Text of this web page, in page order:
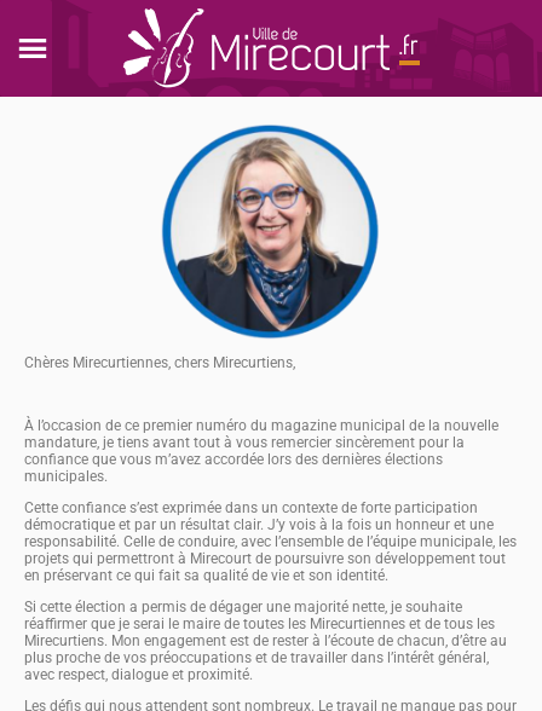
Chères Mirecurtiennes, chers Mirecurtiens,
À l’occasion de ce premier numéro du magazine municipal de la nouvelle
mandature, je tiens avant tout à vous remercier sincèrement pour la
confiance que vous m’avez accordée lors des dernières élections
municipales.
Cette confiance s’est exprimée dans un contexte de forte participation
démocratique et par un résultat clair. J’y vois à la fois un honneur et une
responsabilité. Celle de conduire, avec l’ensemble de l’équipe municipale, les
projets qui permettront à Mirecourt de poursuivre son développement tout
en préservant ce qui fait sa qualité de vie et son identité.
Si cette élection a permis de dégager une majorité nette, je souhaite
réaffirmer que je serai le maire de toutes les Mirecurtiennes et de tous les
Mirecurtiens. Mon engagement est de rester à l’écoute de chacun, d’être au
plus proche de vos préoccupations et de travailler dans l’intérêt général,
avec respect, dialogue et proximité.
Les défis qui nous attendent sont nombreux. Le travail ne manque pas pour